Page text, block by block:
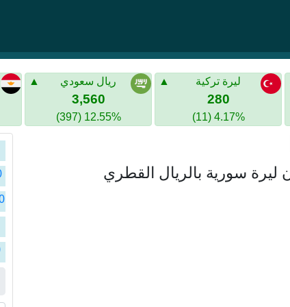
ليرة تركية
280
4.17% (11)
ريال سعودي
3,560
12.55% (397)